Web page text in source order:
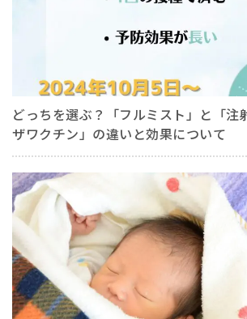
どっちを選ぶ？「フルミスト」と「注
ザワクチン」の違いと効果について